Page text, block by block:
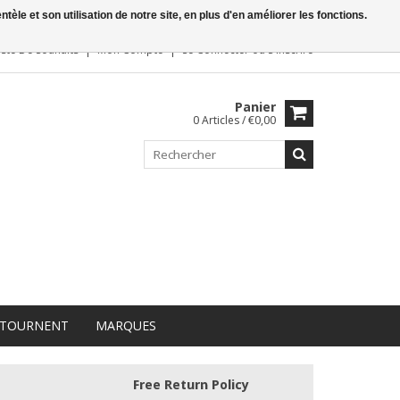
De Souhaits Mon Compte Se ConnecterouS'inscrire
Panier
0 Articles / €0,00
MARQUES
Free Return Policy
et son utilisation de notre site, en plus d'en améliorer les fonctions.